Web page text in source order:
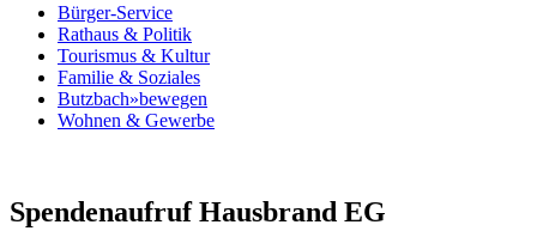
Bürger-Service
Rathaus & Politik
Tourismus & Kultur
Familie & Soziales
Butzbach»bewegen
Wohnen & Gewerbe
Spendenaufruf Hausbrand EG